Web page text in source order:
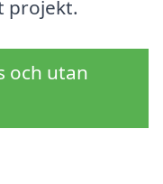
projekt.
och utan